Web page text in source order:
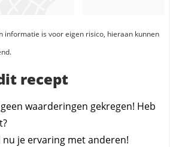
informatie is voor eigen risico, hieraan kunnen
recept
waarderingen gekregen! Heb
je ervaring met anderen!